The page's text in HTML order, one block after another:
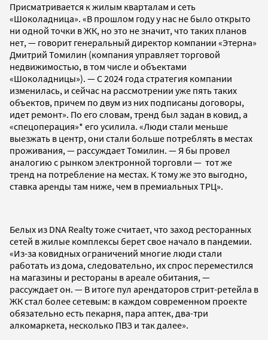
Присматривается к жилым кварталам и сеть
«Шоколадница». «В прошлом году у нас не было открыто
ни одной точки в ЖК, но это не значит, что таких планов
нет, — говорит генеральный директор компании «Этерна»
Дмитрий Томилин (компания управляет торговой
недвижимостью, в том числе и объектами
«Шоколадницы»). — С 2024 года стратегия компании
изменилась, и сейчас на рассмотрении уже пять таких
объектов, причем по двум из них подписаны договоры,
идет ремонт». По его словам, тренд был задан в ковид, а
«спецоперация»* его усилила. «Люди стали меньше
выезжать в центр, они стали больше потреблять в местах
проживания, — рассуждает Томилин. — Я бы провел
аналогию с рынком электронной торговли — тот же
тренд на потребление на местах. К тому же это выгодно,
ставка аренды там ниже, чем в премиальных ТРЦ».
Белых из DNA Realty тоже считает, что заход ресторанных
сетей в жилые комплексы берет свое начало в пандемии.
«Из-за ковидных ограничений многие люди стали
работать из дома, следовательно, их спрос переместился
на магазины и рестораны в ареале обитания, —
рассуждает он. — В итоге пул арендаторов стрит-ретейла в
ЖК стал более сетевым: в каждом современном проекте
обязательно есть пекарня, пара аптек, два-три
алкомаркета, несколько ПВЗ и так далее».